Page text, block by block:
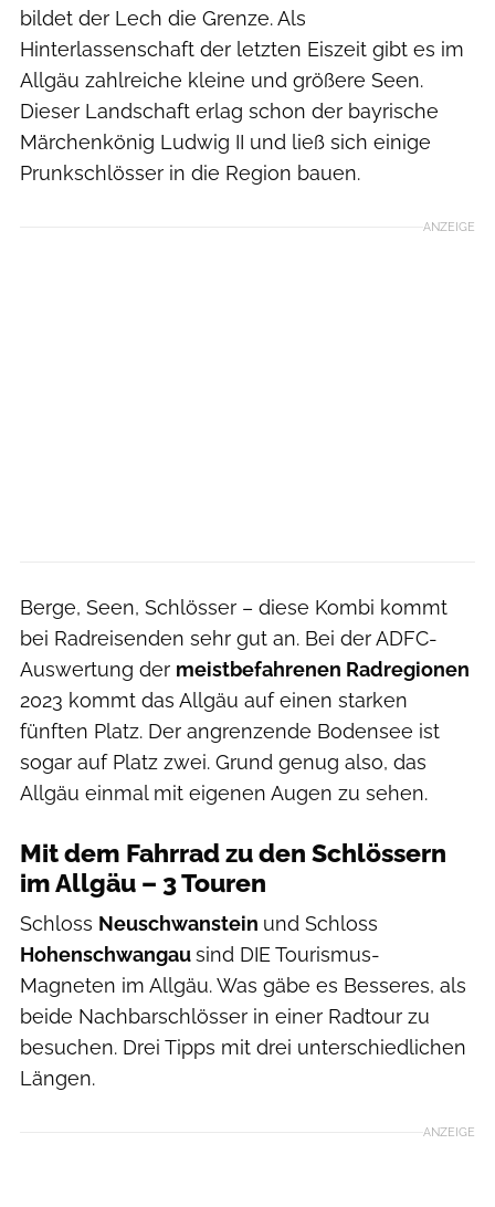
bildet der Lech die Grenze. Als
Hinterlassenschaft der letzten Eiszeit gibt es im
Allgäu zahlreiche kleine und größere Seen.
Dieser Landschaft erlag schon der bayrische
Märchenkönig Ludwig II und ließ sich einige
Prunkschlösser in die Region bauen.
ANZEIGE
Berge, Seen, Schlösser – diese Kombi kommt
bei Radreisenden sehr gut an. Bei der ADFC-
Auswertung der meistbefahrenen Radregionen
2023 kommt das Allgäu auf einen starken
fünften Platz. Der angrenzende Bodensee ist
sogar auf Platz zwei. Grund genug also, das
Allgäu einmal mit eigenen Augen zu sehen.
Mit dem Fahrrad zu den Schlössern
im Allgäu – 3 Touren
Schloss Neuschwanstein und Schloss
Hohenschwangausind DIE Tourismus-
Magneten im Allgäu. Was gäbe es Besseres, als
beide Nachbarschlösser in einer Radtour zu
besuchen. Drei Tipps mit drei unterschiedlichen
Längen.
ANZEIGE